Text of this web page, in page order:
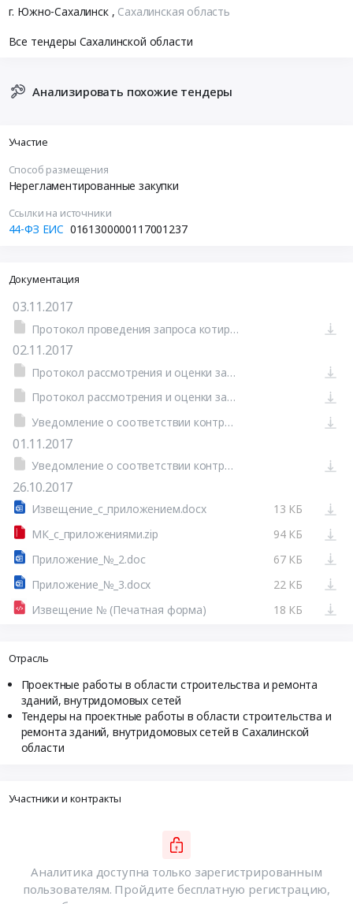
г. Южно-Сахалинск , Сахалинская область
Все тендеры Сахалинской области
Анализировать похожие тендеры
Участие
Способ размещения
Нерегламентированные закупки
Ссылки на источники
44-ФЗ ЕИС 0161300000117001237
Документация
03.11.2017
Протокол проведения запроса котировок от 02.11.2017 №П1 (Печатная форма)
02.11.2017
Протокол рассмотрения и оценки заявок на участие в запросе котировок от 02.11.2017 №П1
Протокол рассмотрения и оценки заявок на участие в запросе котировок от 02.11.2017 №П1 (Печатная форма)
Уведомление о соответствии контролируемой информации (Печатная форма)
01.11.2017
Уведомление о соответствии контролируемой информации (Печатная форма)
26.10.2017
Извещение_с_приложением.docx
13 КБ
МК_с_приложениями.zip
94 КБ
Приложение_№_2.doc
67 КБ
Приложение_№_3.docx
22 КБ
Извещение № (Печатная форма)
18 КБ
Отрасль
Проектные работы в области строительства и ремонта
зданий, внутридомовых сетей
Тендеры на проектные работы в области строительства и
ремонта зданий, внутридомовых сетей в Сахалинской
области
Участники и контракты
Аналитика доступна только зарегистрированным
пользователям. Пройдите бесплатную регистрацию,